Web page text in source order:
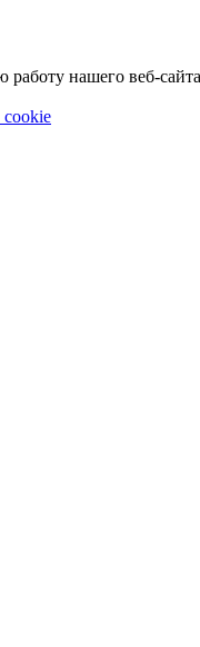
нашего веб-
cookie